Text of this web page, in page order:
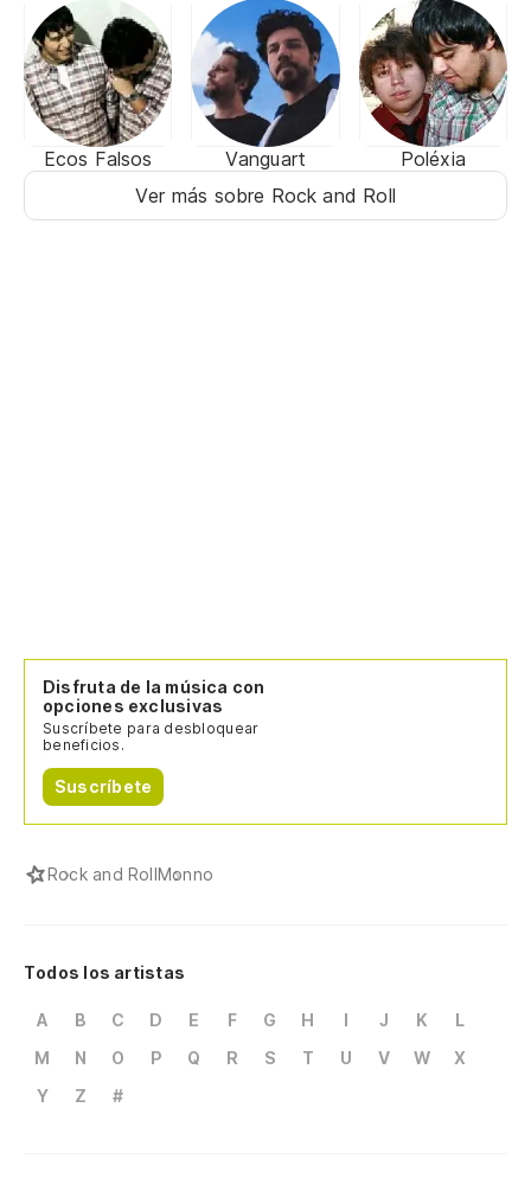
Ecos Falsos Vanguart
Poléxia
Ver más sobre Rock and Roll
Disfruta de la música con
opciones exclusivas
Suscríbete para desbloquear
beneficios.
Suscríbete
Rock and RollMonno
Todos los artistas
A B C D E F G H I J K
L
M
N O P Q R S T U V W
X
Y
Z #